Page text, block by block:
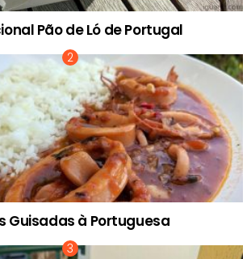
Pão de Ló de Portugal
Guisadas à Portuguesa